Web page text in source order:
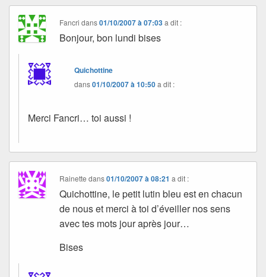
Fancri dans01/10/2007 à 07:03 a dit :
Bonjour, bon lundi bises
Quichottine
dans01/10/2007 à 10:50a dit :
Merci Fancri… toi aussi !
Rainette dans01/10/2007 à 08:21 a dit :
Quichottine, le petit lutin bleu est en chacun
de nous et merci à toi d’éveiller nos sens
avec tes mots jour après jour…
Bises